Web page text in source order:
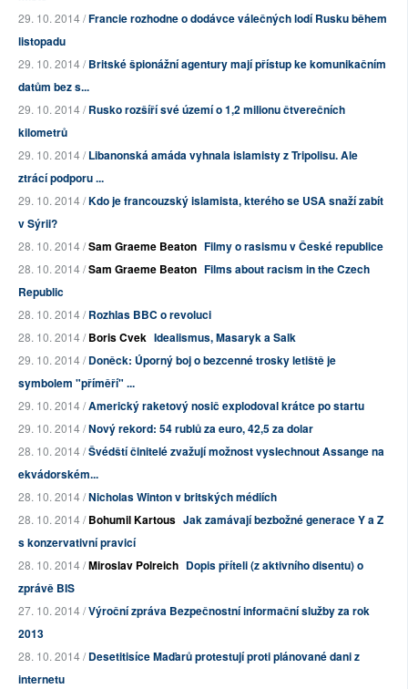
29. 10. 2014 /Francie rozhodne o dodávce válečných lodí Rusku během
listopadu
29. 10. 2014 /Britské špionážní agentury mají přístup ke komunikačním
datům bez s...
29. 10. 2014 /Rusko rozšíří své území o 1,2 milionu čtverečních
kilometrů
29. 10. 2014 /Libanonská amáda vyhnala islamisty z Tripolisu. Ale
ztrácí podporu ...
29. 10. 2014 /Kdo je francouzský islamista, kterého se USA snaží zabít
v Sýrii?
28. 10. 2014 /Sam Graeme Beaton Filmy o rasismu v České republice
28. 10. 2014 /Sam Graeme Beaton Films about racism in the Czech
Republic
28. 10. 2014 /Rozhlas BBC o revoluci
28. 10. 2014 /Boris Cvek Idealismus, Masaryk a Salk
29. 10. 2014 /Doněck: Úporný boj o bezcenné trosky letiště je
symbolem "příměří" ...
29. 10. 2014 /Americký raketový nosič explodoval krátce po startu
29. 10. 2014 /Nový rekord: 54 rublů za euro, 42,5 za dolar
28. 10. 2014 /Švédští činitelé zvažují možnost vyslechnout Assange na
ekvádorském...
28. 10. 2014 /Nicholas Winton v britských médiích
28. 10. 2014 /Bohumil Kartous Jak zamávají bezbožné generace Y a Z
s konzervativní pravicí
28. 10. 2014 /Miroslav Polreich Dopis příteli (z aktivního disentu) o
zprávě BIS
27. 10. 2014 /Výroční zpráva Bezpečnostní informační služby za rok
2013
28. 10. 2014 /Desetitisíce Maďarů protestují proti plánované dani z
internetu